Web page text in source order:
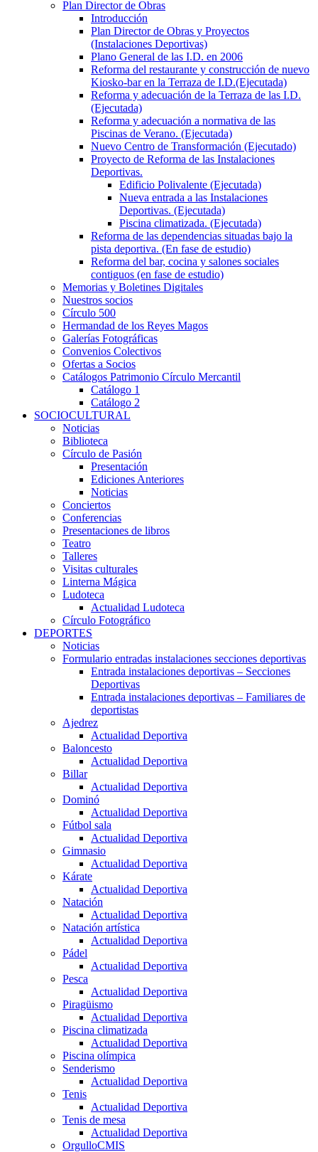
Plan Director de Obras
Introducción
Plan Director de Obras y Proyectos
(Instalaciones Deportivas)
Plano General de las I.D. en 2006
Reforma del restaurante y construcción de nuevo
Kiosko-bar en la Terraza de I.D.(Ejecutada)
Reforma y adecuación de la Terraza de las I.D.
(Ejecutada)
Reforma y adecuación a normativa de las
Piscinas de Verano. (Ejecutada)
Nuevo Centro de Transformación (Ejecutado)
Proyecto de Reforma de las Instalaciones
Deportivas.
Edificio Polivalente (Ejecutada)
Nueva entrada a las Instalaciones
Deportivas. (Ejecutada)
Piscina climatizada. (Ejecutada)
Reforma de las dependencias situadas bajo la
pista deportiva. (En fase de estudio)
Reforma del bar, cocina y salones sociales
contiguos (en fase de estudio)
Memorias y Boletines Digitales
Nuestros socios
Círculo 500
Hermandad de los Reyes Magos
Galerías Fotográficas
Convenios Colectivos
Ofertas a Socios
Catálogos Patrimonio Círculo Mercantil
Catálogo 1
Catálogo 2
SOCIOCULTURAL
Noticias
Biblioteca
Círculo de Pasión
Presentación
Ediciones Anteriores
Noticias
Conciertos
Conferencias
Presentaciones de libros
Teatro
Talleres
Visitas culturales
Linterna Mágica
Ludoteca
Actualidad Ludoteca
Círculo Fotográfico
DEPORTES
Noticias
Formulario entradas instalaciones secciones deportivas
Entrada instalaciones deportivas – Secciones
Deportivas
Entrada instalaciones deportivas – Familiares de
deportistas
Ajedrez
Actualidad Deportiva
Baloncesto
Actualidad Deportiva
Billar
Actualidad Deportiva
Dominó
Actualidad Deportiva
Fútbol sala
Actualidad Deportiva
Gimnasio
Actualidad Deportiva
Kárate
Actualidad Deportiva
Natación
Actualidad Deportiva
Natación artística
Actualidad Deportiva
Pádel
Actualidad Deportiva
Pesca
Actualidad Deportiva
Piragüismo
Actualidad Deportiva
Piscina climatizada
Actualidad Deportiva
Piscina olímpica
Senderismo
Actualidad Deportiva
Tenis
Actualidad Deportiva
Tenis de mesa
Actualidad Deportiva
OrgulloCMIS